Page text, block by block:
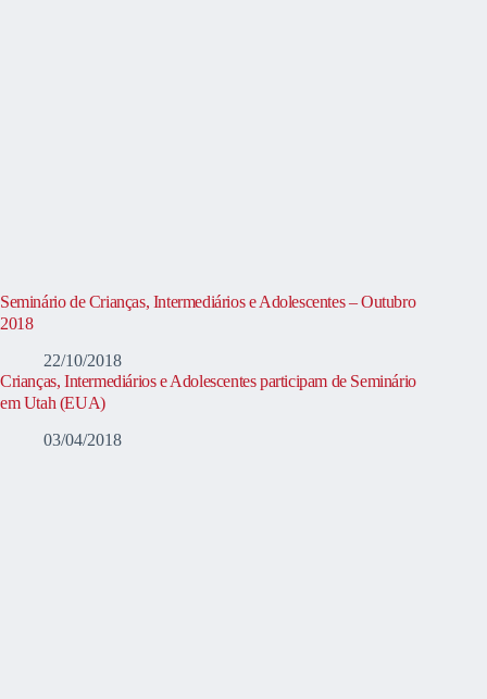
Seminário de Crianças, Intermediários e Adolescentes – Outubro
2018
22/10/2018
Crianças, Intermediários e Adolescentes participam de Seminário
em Utah (EUA)
03/04/2018